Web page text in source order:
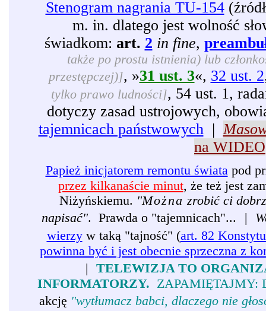
Stenogram nagrania TU-154
m. in. dlatego jest wolność
świadkom: art. 2 in fine,
także po prostu istnienia) lub
przestępczej)], »31 ust. 3«, 32 ust. 2
tylko prawo ludności], 54 ust. 1,
dotyczy zasad ustrojowych,
tajemnicach państwowych|
na WIDEO
Papież inicjatorem remontu światapod
przez kilkanaście minut, że też jest
Niżyńskiemu. "Można zrobić ci
napisać". Prawda o "tajemnicach"... |
wierzyw taką "tajność" (art. 82
powinna być i jest obecnie sprzeczna z
|
TELEWIZJA TO
INFORMATORZY. ZAPAMIĘTAJMY:
akcję "wytłumacz babci, dlaczego nie